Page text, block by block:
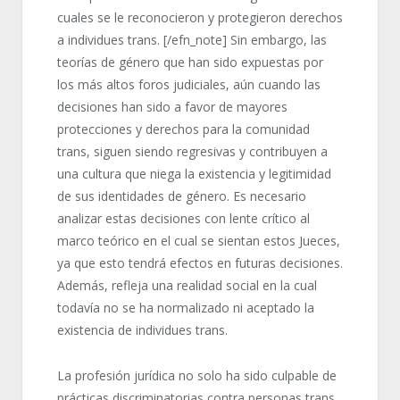
cuales se le reconocieron y protegieron derechos
a individues trans. [/efn_note] Sin embargo, las
teorías de género que han sido expuestas por
los más altos foros judiciales, aún cuando las
decisiones han sido a favor de mayores
protecciones y derechos para la comunidad
trans, siguen siendo regresivas y contribuyen a
una cultura que niega la existencia y legitimidad
de sus identidades de género. Es necesario
analizar estas decisiones con lente crítico al
marco teórico en el cual se sientan estos Jueces,
ya que esto tendrá efectos en futuras decisiones.
Además, refleja una realidad social en la cual
todavía no se ha normalizado ni aceptado la
existencia de individues trans.
La profesión jurídica no solo ha sido culpable de